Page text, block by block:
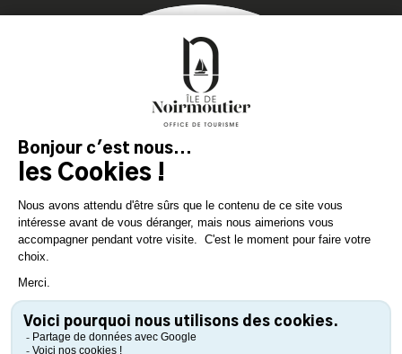
DER INSEL
Lassen Sie sich inspirieren und
bereiten Sie Ihren Aufenthalt
auf der Insel Noirmoutier vor!
KONSULTIEREN SIE
KONSULTIEREN SIE